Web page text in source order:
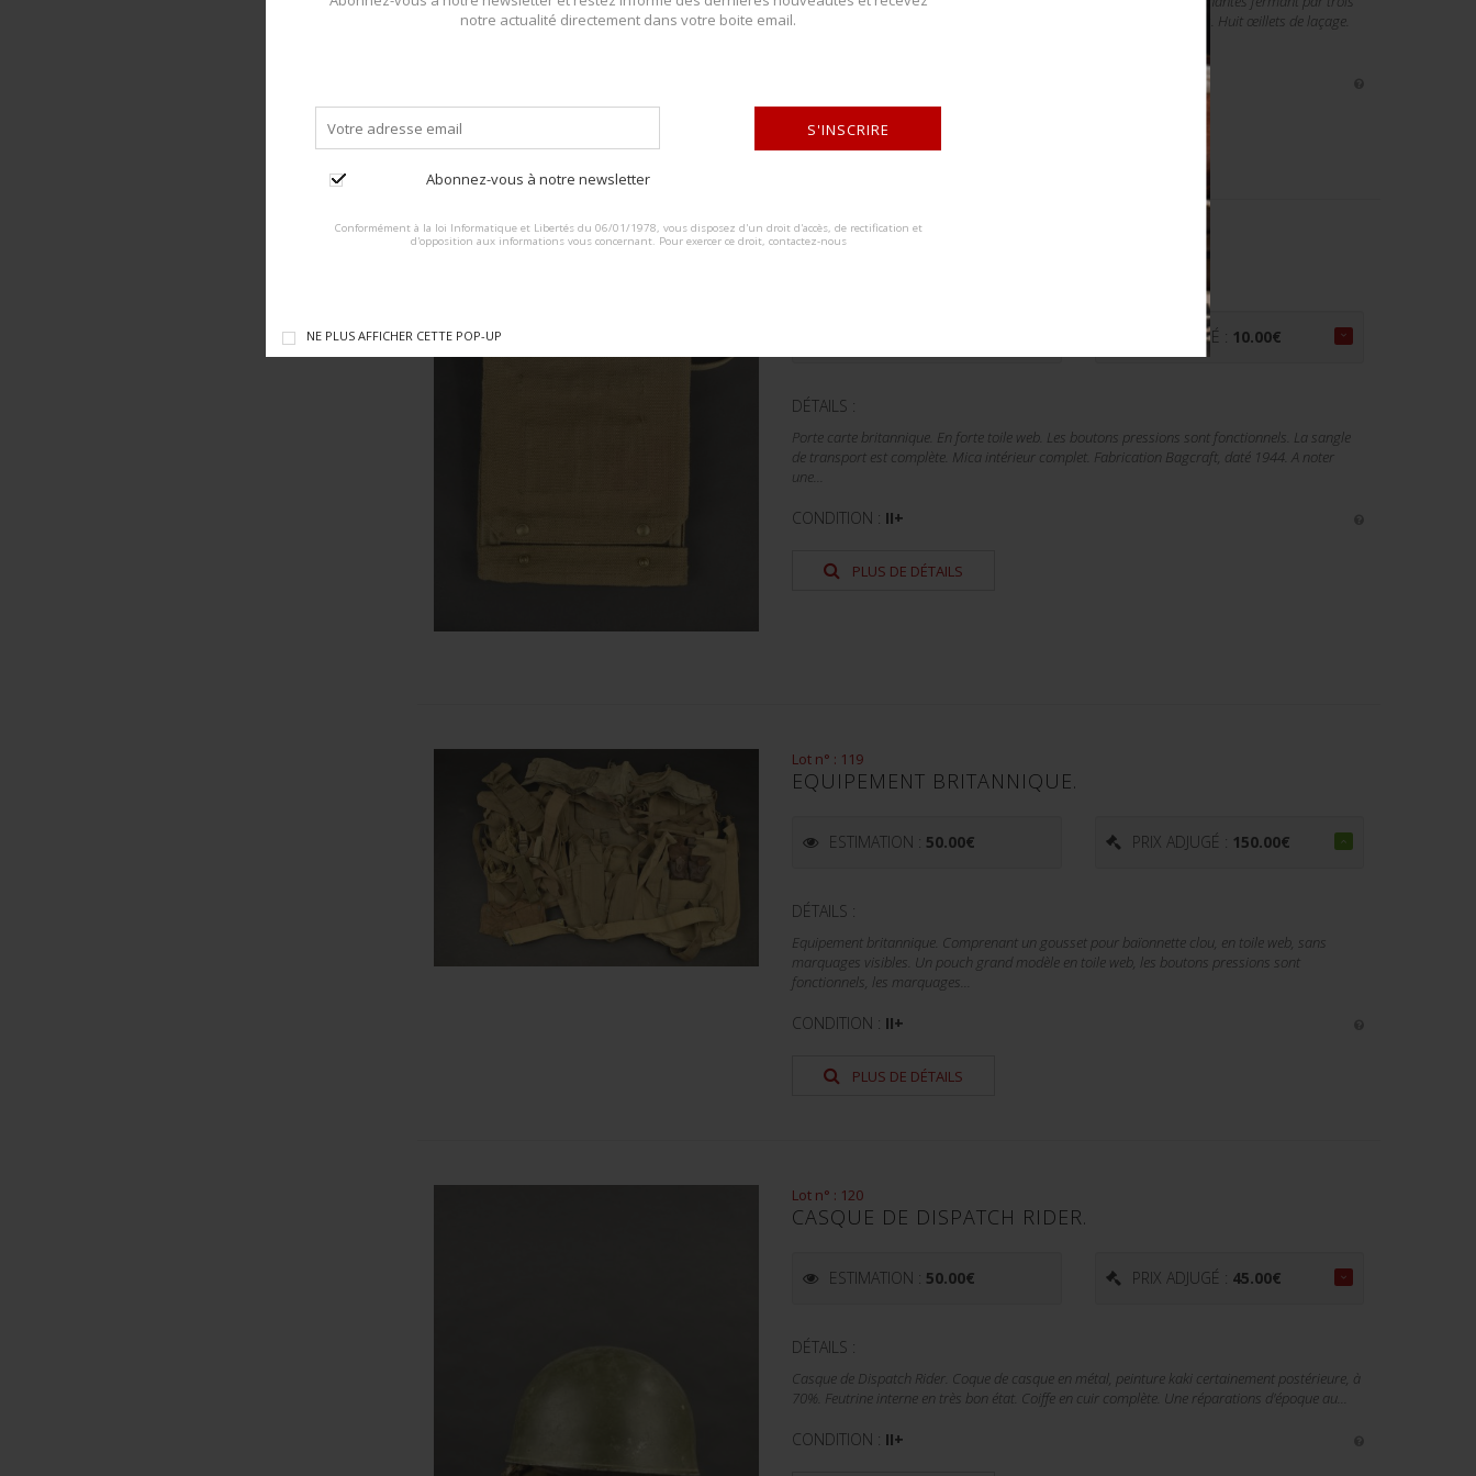
notre actualité directement dans votre boite email.
Abonnez-vous à notre newsletter
S'INSCRIRE
Conformément à la loi Informatique et Libertés du 06/01/1978, vous disposez d'un droit d'accès, de rectification et
d'opposition aux informations vous concernant. Pour exercer ce droit, contactez-nous
NE PLUS AFFICHER CETTE POP-UP
brides en cuir. Bouts rapportés. Semelles en cuir avec bouts rapportés. Huit œillets de laçage.
PLUS DE DÉTAILS
PRIX ADJUGÉ : 10.00€
DÉTAILS :
Porte carte britannique. En forte toile web. Les boutons pressions sont fonctionnels. La sangle
de transport est complète. Mica intérieur complet. Fabrication Bagcraft, daté 1944. A noter
une...
CONDITION : II+
PLUS DE DÉTAILS
Lot n° : 119
EQUIPEMENT BRITANNIQUE.
ESTIMATION : 50.00€ PRIX ADJUGÉ : 150.00€
DÉTAILS :
Equipement britannique. Comprenant un gousset pour baïonnette clou, en toile web, sans
marquages visibles. Un pouch grand modèle en toile web, les boutons pressions sont
fonctionnels, les marquages...
CONDITION : II+
PLUS DE DÉTAILS
Lot n° : 120
CASQUE DE DISPATCH RIDER.
ESTIMATION : 50.00€ PRIX ADJUGÉ : 45.00€
DÉTAILS :
Casque de Dispatch Rider. Coque de casque en métal, peinture kaki certainement postérieure, à
70%. Feutrine interne en très bon état. Coiffe en cuir complète. Une réparations d'époque au...
CONDITION : II+